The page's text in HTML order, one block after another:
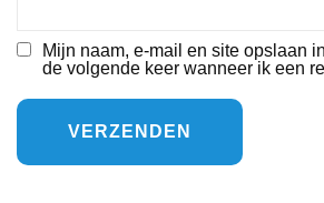
Mijn naam, e-mail en site opslaan
de volgende keer wanneer ik een